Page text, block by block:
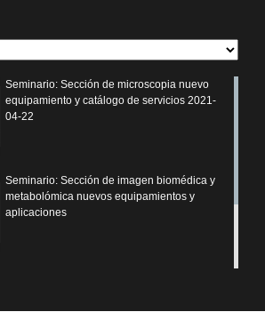
Seminario: Sección de microscopia nuevo
equipamiento y catálogo de servicios 2021-
04-22
Seminario: Sección de imagen biomédica y
metabolómica nuevos equipamientos y
aplicaciones